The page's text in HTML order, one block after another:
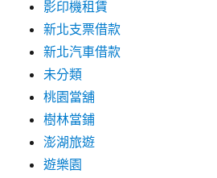
影印機租賃
新北支票借款
新北汽車借款
未分類
桃園當舖
樹林當鋪
澎湖旅遊
遊樂園